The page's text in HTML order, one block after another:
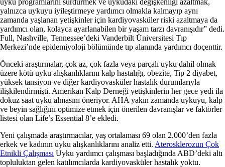
yalnızca uykuyu iyileştirmeye yardımcı olmakla kalmayıp aynı
zamanda yaşlanan yetişkinler için kardiyovasküler riski azaltmaya da
yardımcı olan, kolayca ayarlanabilen bir yaşam tarzı davranışıdır” dedi.
Full, Nashville, Tennessee’deki Vanderbilt Üniversitesi Tıp
Merkezi’nde epidemiyoloji bölümünde tıp alanında yardımcı doçenttir.
Önceki araştırmalar, çok az, çok fazla veya parçalı uyku dahil olmak
üzere kötü uyku alışkanlıklarını kalp hastalığı, obezite, Tip 2 diyabet,
yüksek tansiyon ve diğer kardiyovasküler hastalık durumlarıyla
ilişkilendirmişti. Amerikan Kalp Derneği yetişkinlerin her gece yedi ila
dokuz saat uyku almasını öneriyor. AHA yakın zamanda uykuyu, kalp
ve beyin sağlığını optimize etmek için önerilen davranışlar ve faktörler
listesi olan Life’s Essential 8’e ekledi.
Yeni çalışmada araştırmacılar, yaş ortalaması 69 olan 2.000’den fazla
erkek ve kadının uyku alışkanlıklarını analiz etti. Aterosklerozun Çok
Etnikli Çalışması Uyku yardımcı çalışması başladığında ABD’deki altı
topluluktan gelen katılımcılarda kardiyovasküler hastalık yoktu.